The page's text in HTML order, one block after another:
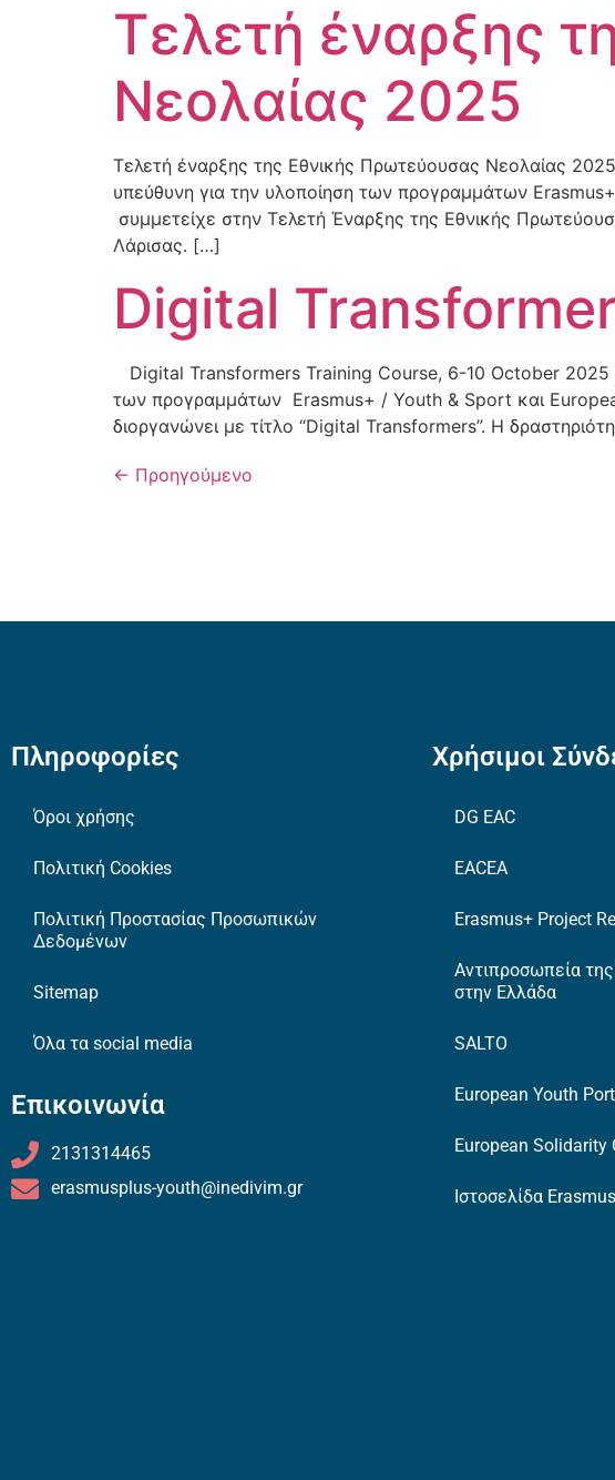
Τελετή έναρξης
Νεολαίας 2025
Τελετή έναρξης της Εθνικής Πρωτεύουσας Νεολαίας
υπεύθυνη για την υλοποίηση των προγραμμάτων
συμμετείχε στην Τελετή Έναρξης της Εθνικής
Λάρισας. […]
Digital
Digital Transformers Training Course, 6-10 October 2025
των προγραμμάτων Erasmus+ / Youth & Sport και
διοργανώνει με τίτλο “Digital Transformers”. Η
← Προηγούμενο
Πληροφορίες
Όροι χρήσης
Πολιτική Cookies
Πολιτική Προστασίας Προσωπικών
Δεδομένων
Sitemap
Όλα τα social media
Επικοινωνία
2131314465
erasmusplus-youth@inedivim.gr
Χρήσιμοι
DG EAC
EACEA
Erasmus+ Project
Αντιπροσωπεία
στην Ελλάδα
SALTO
European Youth
European Solidarity
Ιστοσελίδα